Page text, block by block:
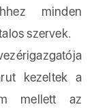
minden
szervek.
kezeltek a
mellett az